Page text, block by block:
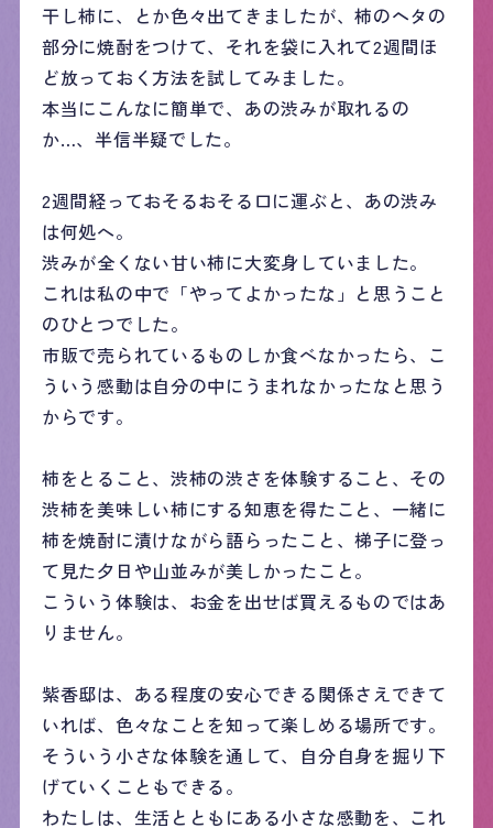
干し柿に、とか色々出てきましたが、柿のヘタの
部分に焼酎をつけて、それを袋に入れて2週間ほ
ど放っておく方法を試してみました。
本当にこんなに簡単で、あの渋みが取れるの
か…、半信半疑でした。
2週間経っておそるおそる口に運ぶと、あの渋み
は何処へ。
渋みが全くない甘い柿に大変身していました。
これは私の中で「やってよかったな」と思うこと
のひとつでした。
市販で売られているものしか食べなかったら、こ
ういう感動は自分の中にうまれなかったなと思う
からです。
柿をとること、渋柿の渋さを体験すること、その
渋柿を美味しい柿にする知恵を得たこと、一緒に
柿を焼酎に漬けながら語らったこと、梯子に登っ
て見た夕日や山並みが美しかったこと。
こういう体験は、お金を出せば買えるものではあ
りません。
紫香邸は、ある程度の安心できる関係さえできて
いれば、色々なことを知って楽しめる場所です。
そういう小さな体験を通して、自分自身を掘り下
げていくこともできる。
わたしは、生活とともにある小さな感動を、これ